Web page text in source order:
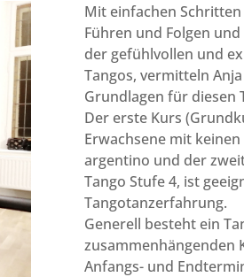
Mit einfachen
Führen und Folgen
der gefühlvollen und
Tangos, vermitteln
Grundlagen für diesen
Der erste Kurs
Erwachsene mit
argentino und der
Tango Stufe 4, ist
Tangotanzerfahrung.
Generell besteht ein
zusammenhängenden
Anfangs- und